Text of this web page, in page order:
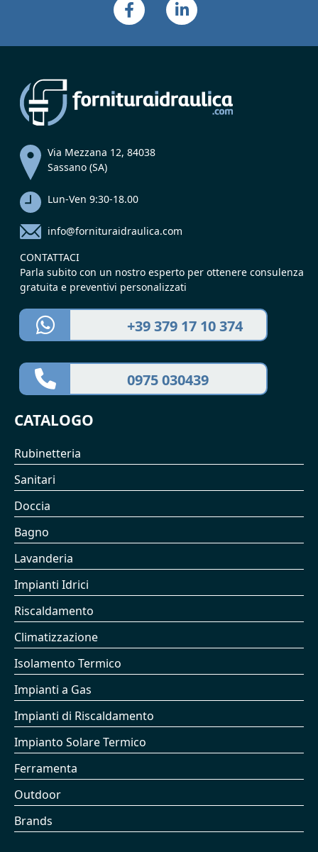
Via Mezzana 12, 84038
Sassano (SA)
Lun-Ven 9:30-18.00
info@fornituraidraulica.com
CONTATTACI
Parla subito con un nostro esperto per ottenere consulenza
gratuita e preventivi personalizzati
+39 379 17 10 374
0975 030439
CATALOGO
Rubinetteria
Sanitari
Doccia
Bagno
Lavanderia
Impianti Idrici
Riscaldamento
Climatizzazione
Isolamento Termico
Impianti a Gas
Impianti di Riscaldamento
Impianto Solare Termico
Ferramenta
Outdoor
Brands